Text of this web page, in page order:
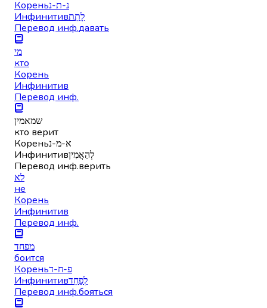
Кореньנ-ת-נ
Инфинитивלָתֵת
Перевод инф.давать
מי
кто
Корень
Инфинитив
Перевод инф.
שמאמין
кто верит
Кореньא-מ-נ
Инфинитивלְהַאֲמִין
Перевод инф.верить
לא
не
Корень
Инфинитив
Перевод инф.
מפחד
боится
Кореньפ-ח-ד
Инфинитивלְפַחֵד
Перевод инф.бояться